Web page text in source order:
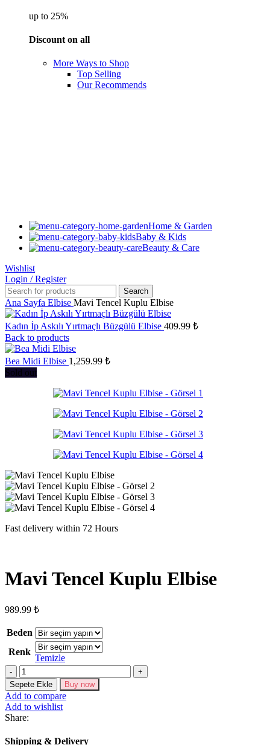
up to 25%
Discount on all
More Ways to Shop
Top Selling
Our Recommends
Home & Garden
Baby & Kids
Beauty & Care
Wishlist
Login / Register
Search
Ana Sayfa Elbise Mavi Tencel Kuplu Elbise
Kadın İp Askılı Yırtmaçlı Büzgülü Elbise 409.99 ₺
Back to products
Bea Midi Elbise 1,259.99 ₺
Sold out
Fast delivery within 72 Hours
Mavi Tencel Kuplu Elbise
989.99 ₺
Beden
Renk
Temizle
Mavi
Tencel
Kuplu
Elbise
adet
Sepete Ekle Buy now
Add to compare
Add to wishlist
Share:
Shipping & Delivery